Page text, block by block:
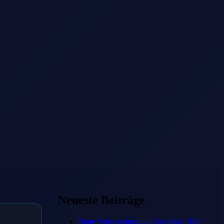
Neueste Beiträge
Neue Verbraucherstudie bestätigt: Hilfe